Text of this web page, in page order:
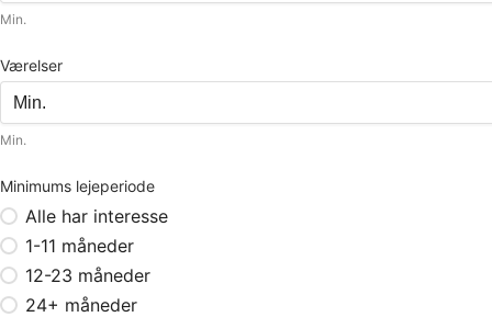
Min.
Værelser
Min.
Minimums lejeperiode
Alle har interesse
1-11 måneder
12-23 måneder
24+ måneder